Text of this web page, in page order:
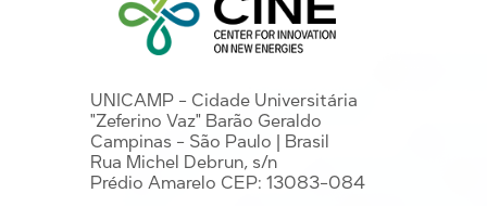
UNICAMP - Cidade Universitária
"Zeferino Vaz" Barão Geraldo
Campinas - São Paulo | Brasil
Rua Michel Debrun, s/n
Prédio Amarelo CEP: 13083-084